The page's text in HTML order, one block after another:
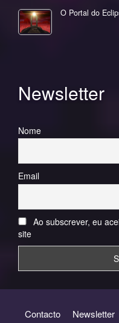
O Portal do
Newsletter
Nome
Email
Ao subscrever, eu
site
Contacto Newsletter